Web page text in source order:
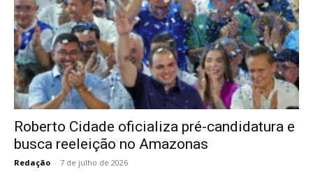
Roberto Cidade oficializa pré-candidatura e
busca reeleição no Amazonas
Redação - 7 de julho de 2026